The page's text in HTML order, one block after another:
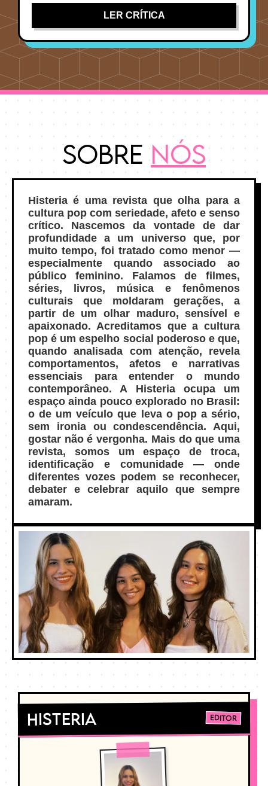
LER CRÍTICA
SobreNós
Histeria é uma revista que olha para a
cultura pop com seriedade, afeto e senso
crítico. Nascemos da vontade de dar
profundidade a um universo que, por
muito tempo, foi tratado como menor —
especialmente quando associado ao
público feminino. Falamos de filmes,
séries, livros, música e fenômenos
culturais que moldaram gerações, a
partir de um olhar maduro, sensível e
apaixonado. Acreditamos que a cultura
pop é um espelho social poderoso e que,
quando analisada com atenção, revela
comportamentos, afetos e narrativas
essenciais para entender o mundo
contemporâneo. A Histeria ocupa um
espaço ainda pouco explorado no Brasil:
o de um veículo que leva o pop a sério,
sem ironia ou condescendência. Aqui,
gostar não é vergonha. Mais do que uma
revista, somos um espaço de troca,
identificação e comunidade — onde
diferentes vozes podem se reconhecer,
debater e celebrar aquilo que sempre
amaram.
Histeria Editor